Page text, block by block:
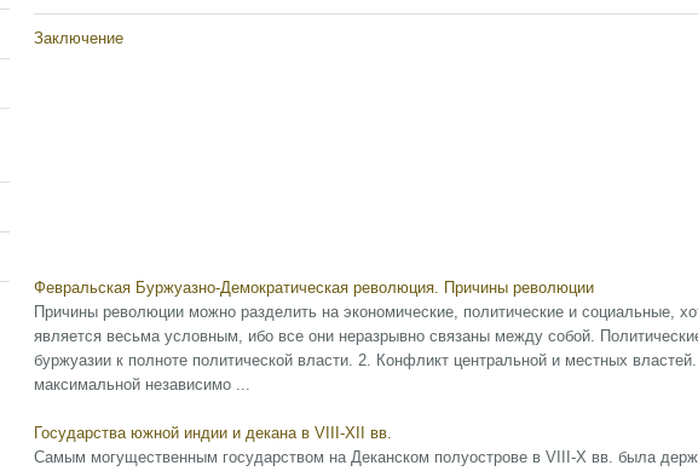
Заключение
Февральская Буржуазно-Демократическая революция. Причины революции
Причины революции можно разделить на экономические, политические и социальные,
является весьма условным, ибо все они неразрывно связаны между собой.
буржуазии к полноте политической власти. 2. Конфликт центральной и местных
максимальной независимо ...
Государства южной индии и декана в VIII-ХII вв.
Самым могущественным государством на Деканском полуострове в VIII-X вв. была